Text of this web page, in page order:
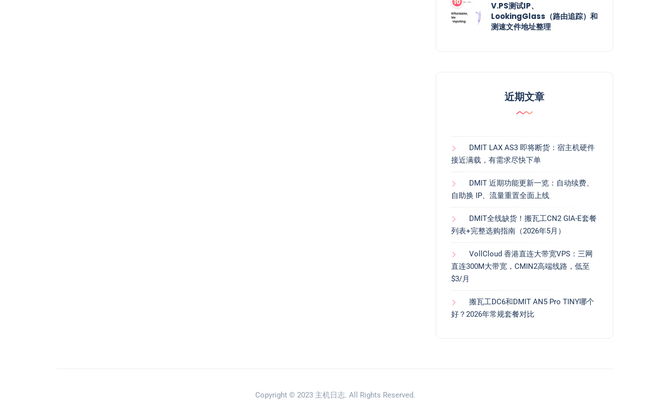
V.PS测试IP、
LookingGlass（路由追踪）和
测速文件地址整理
近期文章
DMIT LAX AS3 即将断货：宿主机硬件
接近满载，有需求尽快下单
DMIT 近期功能更新一览：自动续费、
自助换 IP、流量重置全面上线
DMIT全线缺货！搬瓦工CN2 GIA-E套餐
列表+完整选购指南（2026年5月）
VollCloud 香港直连大带宽VPS：三网
直连300M大带宽，CMIN2高端线路，低至
$3/月
搬瓦工DC6和DMIT AN5 Pro TINY哪个
好？2026年常规套餐对比
Copyright © 2023 主机日志. All Rights Reserved.